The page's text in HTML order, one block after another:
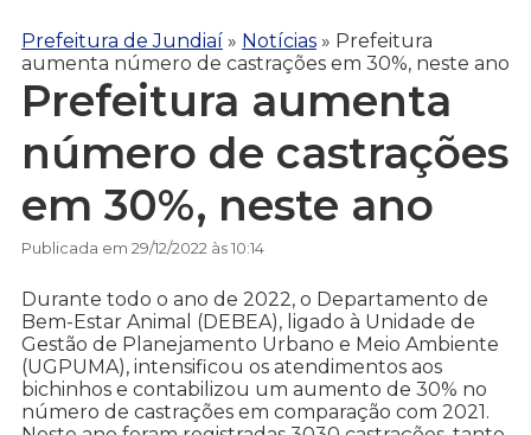
Prefeitura de Jundiaí » Notícias » Prefeitura
aumenta número de castrações em 30%, neste ano
Prefeitura aumenta
número de castrações
em 30%, neste ano
Publicada em 29/12/2022 às 10:14
Durante todo o ano de 2022, o Departamento de
Bem-Estar Animal (DEBEA), ligado à Unidade de
Gestão de Planejamento Urbano e Meio Ambiente
(UGPUMA), intensificou os atendimentos aos
bichinhos e contabilizou um aumento de 30% no
número de castrações em comparação com 2021.